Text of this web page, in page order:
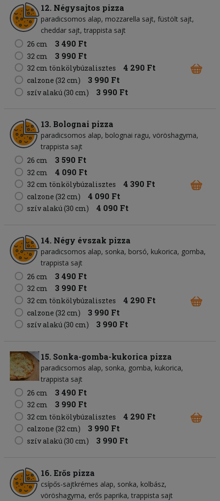
12. Négysajtos pizza
paradicsomos alap mozzarella sajt füstölt sajt
cheddar sajt trappista sajt
26 cm
3 490 Ft
32 cm 3 990 Ft
32 cm tönkölybúzalisztes 4 290 Ft
calzone (32 cm) 3 990 Ft
szív alakú (30 cm) 3 990 Ft
13. Bolognai pizza
paradicsomos alap bolognai ragu vöröshagyma
trappista sajt
26 cm
3 590 Ft
32 cm 4 090 Ft
32 cm tönkölybúzalisztes 4 390 Ft
calzone (32 cm) 4 090 Ft
szív alakú (30 cm) 4 090 Ft
14. Négy évszak pizza
paradicsomos alap sonka borsó kukorica gomba
trappista sajt
26 cm
3 490 Ft
32 cm 3 990 Ft
32 cm tönkölybúzalisztes 4 290 Ft
calzone (32 cm) 3 990 Ft
szív alakú (30 cm) 3 990 Ft
15. Sonka-gomba-kukorica pizza
paradicsomos alap sonka gomba kukorica
trappista sajt
26 cm
3 490 Ft
32 cm 3 990 Ft
32 cm tönkölybúzalisztes 4 290 Ft
calzone (32 cm) 3 990 Ft
szív alakú (30 cm) 3 990 Ft
16. Erős pizza
csípős-sajtkrémes alap sonka kolbász
vöröshagyma erős paprika trappista sajt